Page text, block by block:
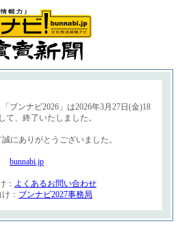
ブンナビ2026」は2026年3月27日(金)18
て、終了いたしました。
にありがとうございました。
bunnabi.jp
： よくあるお問い合わせ
： ブンナビ2027事務局